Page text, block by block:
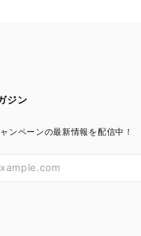
ジン
ンペーンの最新情報を配信中！